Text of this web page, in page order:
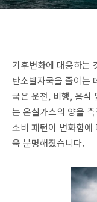
기후변화에 대응하는
탄소발자국을 줄이는
국은 운전, 비행, 음식
는 온실가스의 양을
소비 패턴이 변화함에
욱 분명해졌습니다.